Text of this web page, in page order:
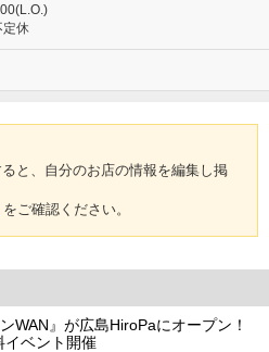
定休
と、自分のお店の情報を編集し掲
をご確認ください。
WAN』が広島HiroPaにオープン！
イベント開催